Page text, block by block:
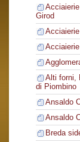
Girod
Alti forni,
di Piombino
Ansaldo
Ansaldo
Breda